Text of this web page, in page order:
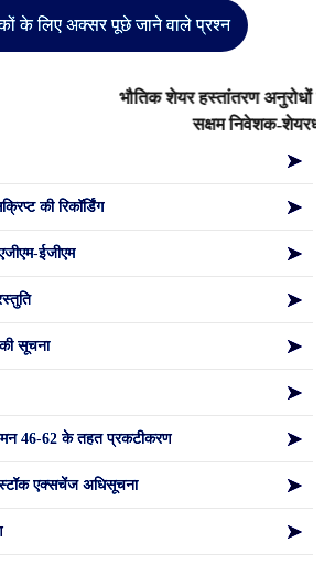
के लिए अक्सर पूछे जाने वाले प्रश्न
भौतिक शेयर हस्तांतरण अनुरोधों
सक्षम निवेशक-
की रिकॉर्डिंग
ईजीएम
सूचना
46-62 के तहत प्रकटीकरण
एक्सचेंज अधिसूचना